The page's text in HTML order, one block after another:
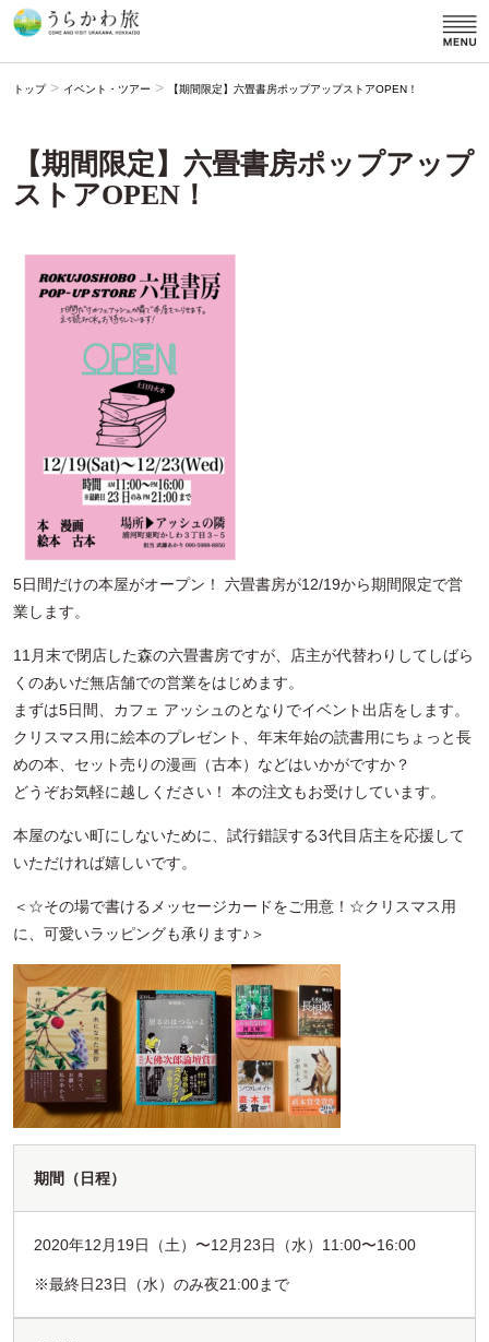
トップ> イベント・ツアー > 【期間限定】六畳書房ポップアップストアOPEN！
【期間限定】六畳書房ポップアップ
ストアOPEN！
5日間だけの本屋がオープン！ 六畳書房が12/19から期間限定で営
業します。
11月末で閉店した森の六畳書房ですが、店主が代替わりしてしばら
くのあいだ無店舗での営業をはじめます。
まずは5日間、カフェ アッシュのとなりでイベント出店をします。
クリスマス用に絵本のプレゼント、年末年始の読書用にちょっと長
めの本、セット売りの漫画（古本）などはいかがですか？
どうぞお気軽に越しください！ 本の注文もお受けしています。
本屋のない町にしないために、試行錯誤する3代目店主を応援して
いただければ嬉しいです。
＜☆その場で書けるメッセージカードをご用意！☆クリスマス用
に、可愛いラッピングも承ります♪＞
期間（日程）
2020年12月19日（土）〜12月23日（水）11:00〜16:00
※最終日23日（水）のみ夜21:00まで